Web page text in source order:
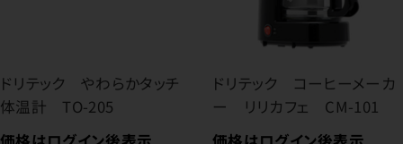
ドリテック やわらかタッチ
体温計 TO-205
ドリテック コーヒーメーカ
ー リリカフェ CM-101